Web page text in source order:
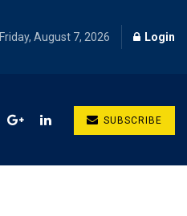
Friday, August 7, 2026 Login
SUBSCRIBE